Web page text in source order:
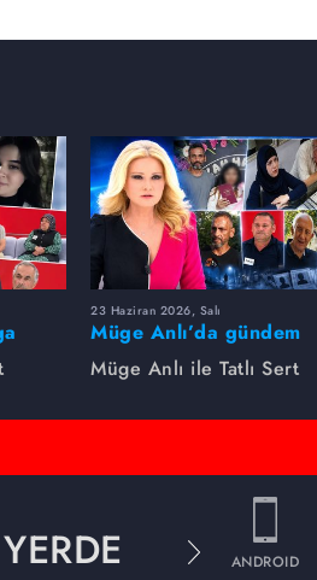
23 Haziran 2026, Salı
Müge Anlı’da gündem
sarsıldı! Kayıp dosyaları
aile ihanetleri herkesi
Müge Anlı ile Tatlı Sert
ANDROID